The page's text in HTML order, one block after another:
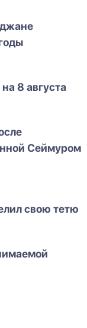
8 августа
Сеймуром
свою тетю